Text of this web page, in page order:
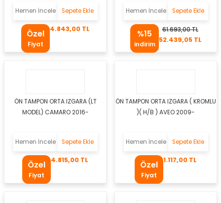
Hemen İncele Sepete Ekle
Özel
Fiyat
4.843,00 TL
Hemen İncele Sepete Ekle
%15
indirim
61.693,00 TL
52.439,05 TL
ÖN TAMPON ORTA IZGARA (LT
MODEL) CAMARO 2016-
Hemen İncele Sepete Ekle
Özel
Fiyat
4.815,00 TL
ÖN TAMPON ORTA IZGARA ( KROMLU
)( H/B ) AVEO 2009-
Hemen İncele Sepete Ekle
Özel
Fiyat
1.117,00 TL